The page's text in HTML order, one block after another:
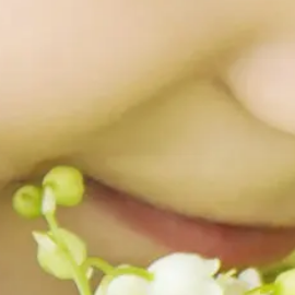
JEUXDI BY PARISLONGCHAMP
JEUXDI BY PARISLONGCHAMP
LA GARDEN PARTY - CYGAMES
14 JUILLET
LA GARDEN PARTY - CYGAMES
14 JUILLET
TOUS NOS ÉVÉNEMENTS
OFFRES, PASS & ABONNEMENTS